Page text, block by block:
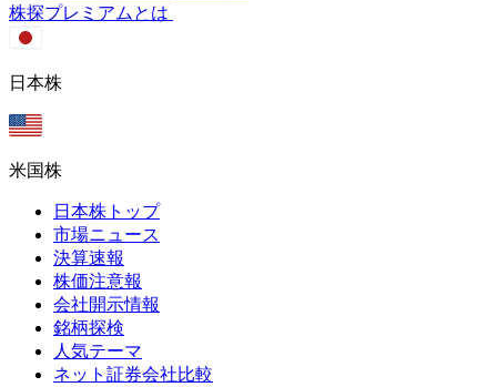
株探プレミアムとは
日本株
米国株
日本株トップ
市場ニュース
決算速報
株価注意報
会社開示情報
銘柄探検
人気テーマ
ネット証券会社比較